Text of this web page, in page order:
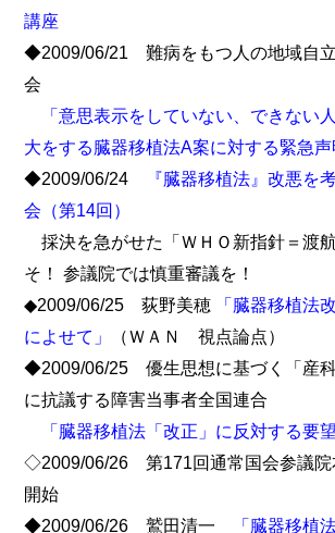
講座
◆2009/06/21 難病をもつ人の地域自
会
「意思表示をしていない、できない
大をする臓器移植法A案に対する緊急声
◆2009/06/24
『臓器移植法』改悪を
会（第14回）
採決を急がせた「ＷＨＯ新指針＝渡
そ！ 参議院では慎重審議を！
◆2009/06/25 荻野美穂
「臓器移植法
によせて」
（ＷＡＮ 視点論点）
◆2009/06/25 優生思想に基づく「産科
に抗議する障害当事者全国連合
「臓器移植法「改正」に反対する要望
◇2009/06/26 第171回通常国会参議院
開始
◆2009/06/26 鷲田清一
「臓器移植